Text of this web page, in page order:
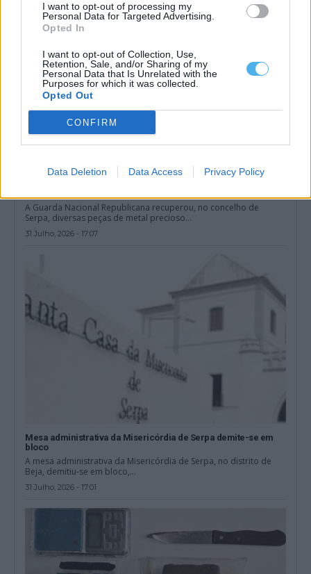
I want to opt-out of processing my
Personal Data for Targeted Advertising.
Opted In
I want to opt-out of Collection, Use,
Retention, Sale, and/or Sharing of my
Personal Data that Is Unrelated with the
Purposes for which it was collected.
Opted Out
CONFIRM
Data Deletion Data Access Privacy Policy
A Guarda Nacional Republicana recuperou, no concelho de
Serpa, diversas peças de metal precioso...
31 Julho, 2026 - 17:07
Mesa administrativa da Misericórdia de Serpa demite-se em
bloco
A mesa administrativa da Misericórdia de Serpa, no distrito de
Beja, demitiu-se em bloco,...
31 Julho, 2026 - 17:01